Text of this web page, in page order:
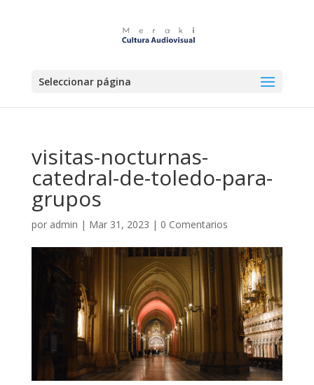
Seleccionar página
visitas-nocturnas-
catedral-de-toledo-para-
grupos
por admin | Mar 31, 2023 | 0 Comentarios